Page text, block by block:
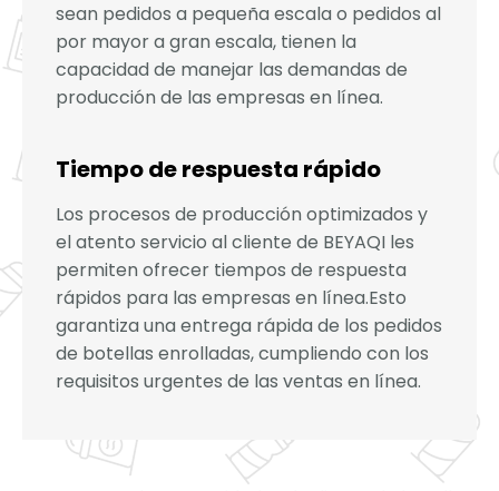
sean pedidos a pequeña escala o pedidos al
por mayor a gran escala, tienen la
capacidad de manejar las demandas de
producción de las empresas en línea.
Tiempo de respuesta rápido
Los procesos de producción optimizados y
el atento servicio al cliente de BEYAQI les
permiten ofrecer tiempos de respuesta
rápidos para las empresas en línea.Esto
garantiza una entrega rápida de los pedidos
de botellas enrolladas, cumpliendo con los
requisitos urgentes de las ventas en línea.